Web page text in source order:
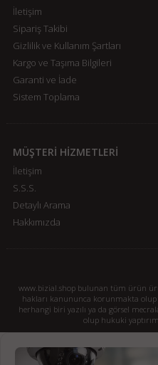
İletişim
Sipariş Takibi
Gizlilik ve Kullanım Şartları
Kargo ve Taşıma Bilgileri
Garanti ve İade
Sistem Toplama
MÜŞTERİ HİZMETLERİ
İletişim
S.S.S.
Detaylı Arama
Hakkımızda
www.bizial.shop bulunan tüm ürün
hakları kanununca korunmakta olup
herhangi biri yazılı ya da görsel
olup hukuki